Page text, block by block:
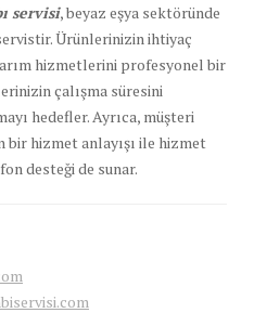
servisi, beyaz eşya sektöründe
Ürünlerinizin ihtiyaç
hizmetlerini profesyonel bir
çalışma süresini
hedefler. Ayrıca, müşteri
hizmet anlayışı ile hizmet
desteği de sunar.